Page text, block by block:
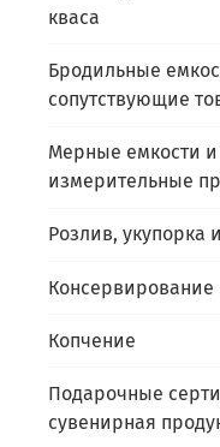
кваса
Бродильные
сопутствующие
Мерные емкости и
измерительные
Розлив, укупорка
Консервирование
Копчение
Подарочные
сувенирная